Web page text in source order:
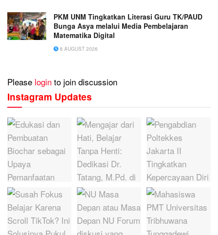
PKM UNM Tingkatkan Literasi Guru TK/PAUD
Bunga Asya melalui Media Pembelajaran
Matematika Digital
8 AUGUST 2026
Please login to join discussion
Instagram Updates